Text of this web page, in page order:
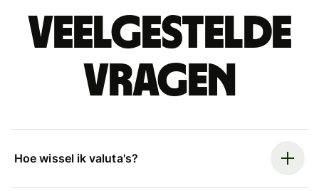
Veelgestelde
vragen
Hoe wissel ik valuta's?